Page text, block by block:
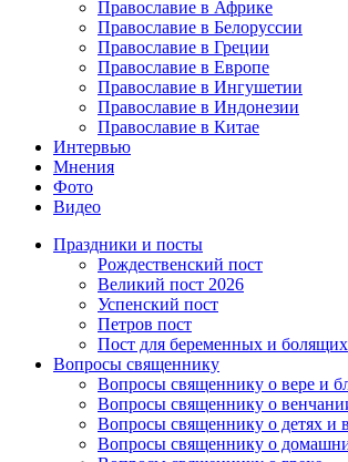
Православие в Африке
Православие в Белоруссии
Православие в Греции
Православие в Европе
Православие в Ингушетии
Православие в Индонезии
Православие в Китае
Интервью
Мнения
Фото
Видео
Праздники и посты
Рождественский пост
Великий пост 2026
Успенский пост
Петров пост
Пост для беременных и болящих
Вопросы священнику
Вопросы священнику о вере и
Вопросы священнику о
Вопросы священнику о детях и
Вопросы священнику о